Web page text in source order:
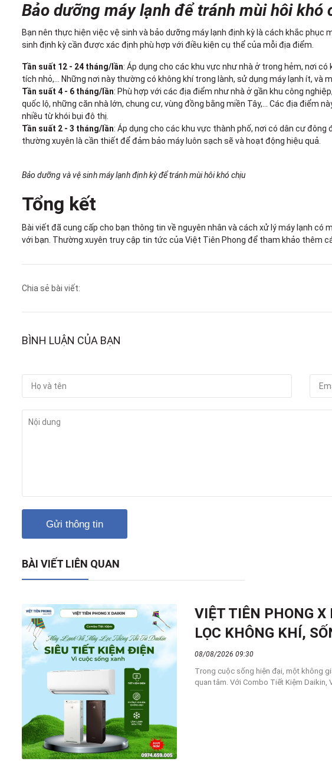
Bảo dưỡng máy lạnh để tránh mùi hôi khó
Bạn nên thực hiện việc vệ sinh và bảo dưỡng máy lạnh định kỳ là cách khắc
sinh định kỳ cần được xác định phù hợp với điều kiện cụ thể của mỗi địa điểm.
Tần suất 12 - 24 tháng/lần: Áp dụng cho các khu vực như nhà ở trong hẻm, nơi có
tích nhỏ,... Những nơi này thường có không khí trong lành, sử dụng máy lạnh ít, và
Tần suất 4 - 6 tháng/lần: Phù hợp với các địa điểm như nhà ở gần khu công
quốc lộ, những căn nhà lớn, chung cư, vùng đồng bằng miền Tây,... Các địa điểm
nhiều từ khói bụi đô thị.
Tần suất 2 - 3 tháng/lần: Áp dụng cho các khu vực thành phố, nơi có dân cư
thường xuyên là cần thiết để đảm bảo máy luôn sạch sẽ và hoạt động hiệu quả.
Bảo dưỡng và vệ sinh máy lạnh định kỳ để tránh mùi hôi khó chịu
Tổng kết
Bài viết đã cung cấp cho bạn thông tin về nguyên nhân và cách xử lý máy lạnh
với bạn. Thường xuyên truy cập tin tức của Việt Tiên Phong để tham khảo thêm
Chia sẻ bài viết:
BÌNH LUẬN CỦA BẠN
Gửi thông tin
BÀI VIẾT LIÊN QUAN
VIỆT TIÊN PHONG
LỌC KHÔNG KHÍ,
08/08/2026 09:30
Trong cuộc sống hiện đại, một không
quan tâm. Với Combo Tiết Kiệm Daikin,